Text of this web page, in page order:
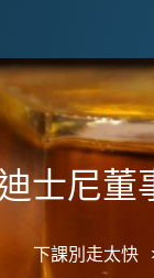
士尼董
下課別走太快